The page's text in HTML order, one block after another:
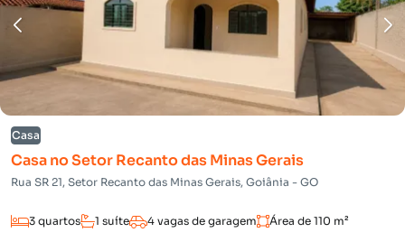
Casa
Casa no Setor Recanto das Minas Gerais
Rua SR 21, Setor Recanto das Minas Gerais, Goiânia - GO
3 quartos 1 suíte 4 vagas de garagem Área de 110 m²